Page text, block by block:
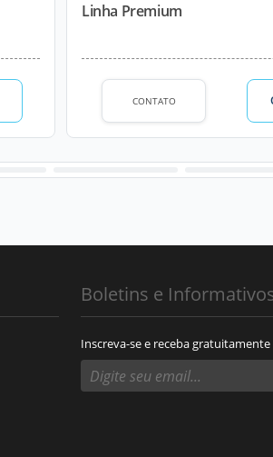
Linha Premium
CONTATO
Boletins e
Inscreva-se e receba gratuitamente